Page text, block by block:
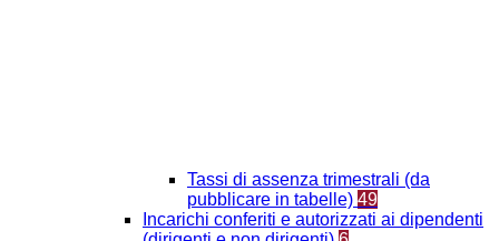
Tassi di assenza trimestrali (da
pubblicare in tabelle) 49
Incarichi conferiti e autorizzati ai dipendenti